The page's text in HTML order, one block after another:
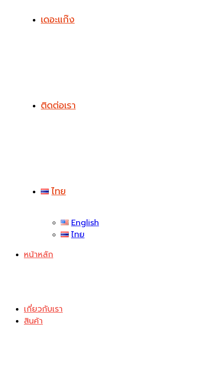
เดอะแก๊ง
ติดต่อเรา
ไทย
English
ไทย
หน้าหลัก
เกี่ยวกับเรา
สินค้า